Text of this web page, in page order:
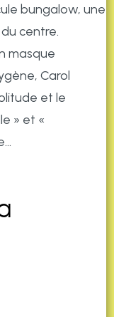
bungalow, une
centre.
masque
Carol
et le
» et «